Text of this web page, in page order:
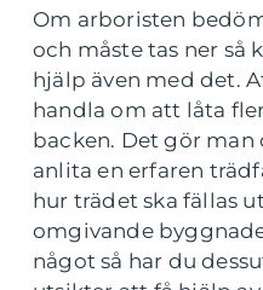
Om arboristen
och måste tas ner så
hjälp även med det.
handla om att låta
backen. Det gör man
anlita en erfaren
hur trädet ska fällas
omgivande
något så har du